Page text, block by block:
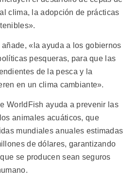
clima, la adopción de prácticas
añade, «la ayuda a los gobiernos
pesqueras, para que las
de la pesca y la
en un clima cambiante».
WorldFish ayuda a prevenir las
animales acuáticos, que
mundiales anuales estimadas
de dólares, garantizando
se producen sean seguros